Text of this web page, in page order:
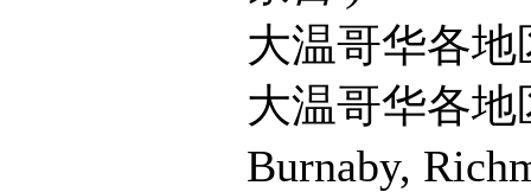
大温哥华各
大温哥华各
Burnaby,